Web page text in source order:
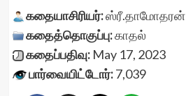
கதையாசிரியர்:ஸ்ரீ.தாமோதரன்
கதைத்தொகுப்பு:காதல்
கதைப்பதிவு:May 17, 2023
பார்வையிட்டோர்:7,039